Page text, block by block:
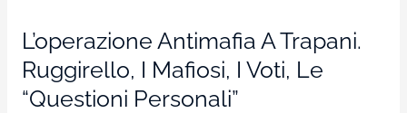
L’operazione Antimafia A Trapani.
Ruggirello, I Mafiosi, I Voti, Le
“questioni Personali”